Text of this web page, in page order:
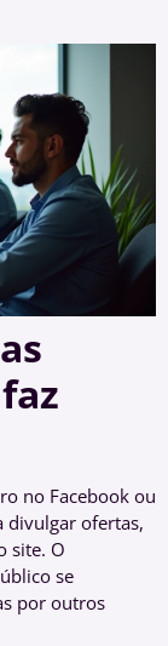
no Facebook ou
divulgar ofertas,
site. O
se
por outros